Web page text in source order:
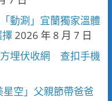
動涮」宜蘭獨家溫體
2026 年 8 月 7 日
埋伏收網 查扣手機
空」父親節帶爸爸